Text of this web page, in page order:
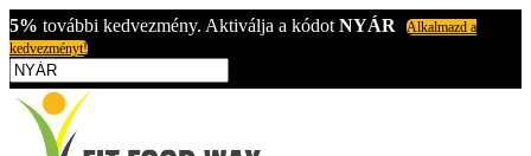
5% további kedvezmény. Aktiválja a kódot NYÁR
Alkalmazd a
kedvezményt!